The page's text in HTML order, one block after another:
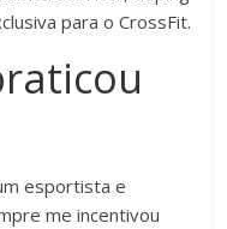
para o CrossFit.
esportista e
me incentivou